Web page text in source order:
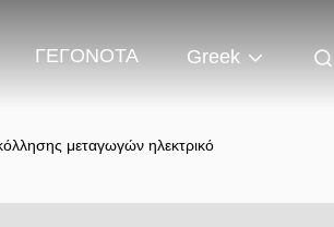
ΓΕΓΟΝΟΤΑ Greek
μεταγωγών ηλεκτρικό